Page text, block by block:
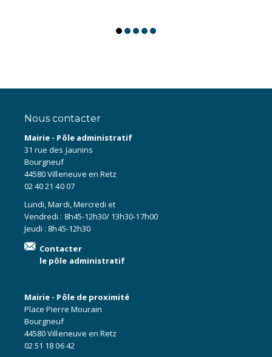
Nous contacter
Mairie - Pôle administratif
31 rue des Jaunins
Bourgneuf
44580 Villeneuve en Retz
02 40 21 40 07
Lundi, Mardi, Mercredi et
Vendredi : 8h45-12h30/ 13h30-17h00
Jeudi : 8h45-12h30
Contacter
le pôle administratif
Mairie - Pôle de proximité
Place Pierre Mourain
Bourgneuf
44580 Villeneuve en Retz
02 51 18 06 42